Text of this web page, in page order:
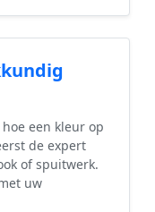
een kleur op
de expert
of spuitwerk.
uw